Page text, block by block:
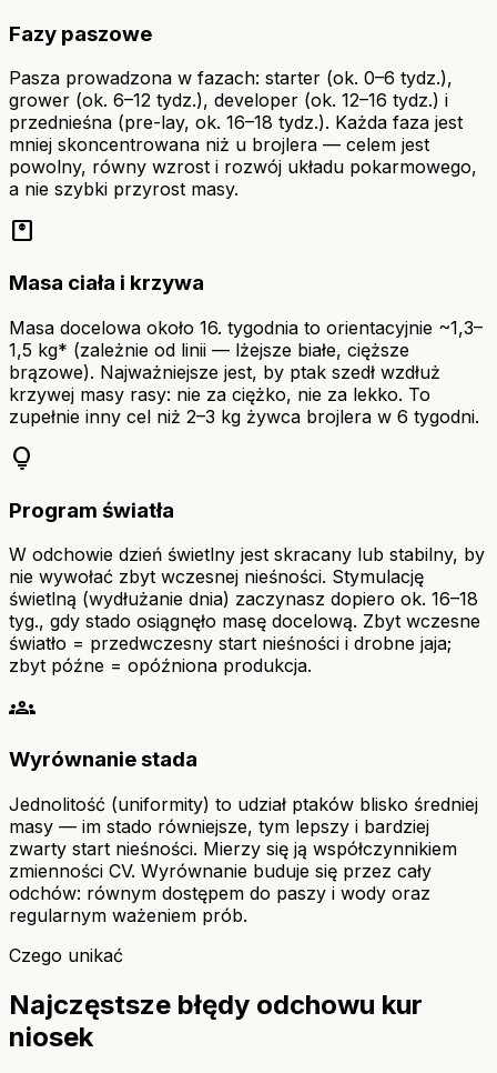
Fazy paszowe
Pasza prowadzona w fazach: starter (ok. 0–6 tydz.),
grower (ok. 6–12 tydz.), developer (ok. 12–16 tydz.) i
przednieśna (pre-lay, ok. 16–18 tydz.). Każda faza jest
mniej skoncentrowana niż u brojlera — celem jest
powolny, równy wzrost i rozwój układu pokarmowego,
a nie szybki przyrost masy.
monitor_weight
Masa ciała i krzywa
Masa docelowa około 16. tygodnia to orientacyjnie ~1,3–
1,5 kg* (zależnie od linii — lżejsze białe, cięższe
brązowe). Najważniejsze jest, by ptak szedł wzdłuż
krzywej masy rasy: nie za ciężko, nie za lekko. To
zupełnie inny cel niż 2–3 kg żywca brojlera w 6 tygodni.
lightbulb
Program światła
W odchowie dzień świetlny jest skracany lub stabilny, by
nie wywołać zbyt wczesnej nieśności. Stymulację
świetlną (wydłużanie dnia) zaczynasz dopiero ok. 16–18
tyg., gdy stado osiągnęło masę docelową. Zbyt wczesne
światło = przedwczesny start nieśności i drobne jaja;
zbyt późne = opóźniona produkcja.
groups
Wyrównanie stada
Jednolitość (uniformity) to udział ptaków blisko średniej
masy — im stado równiejsze, tym lepszy i bardziej
zwarty start nieśności. Mierzy się ją współczynnikiem
zmienności CV. Wyrównanie buduje się przez cały
odchów: równym dostępem do paszy i wody oraz
regularnym ważeniem prób.
Czego unikać
Najczęstsze błędy odchowu kur
niosek